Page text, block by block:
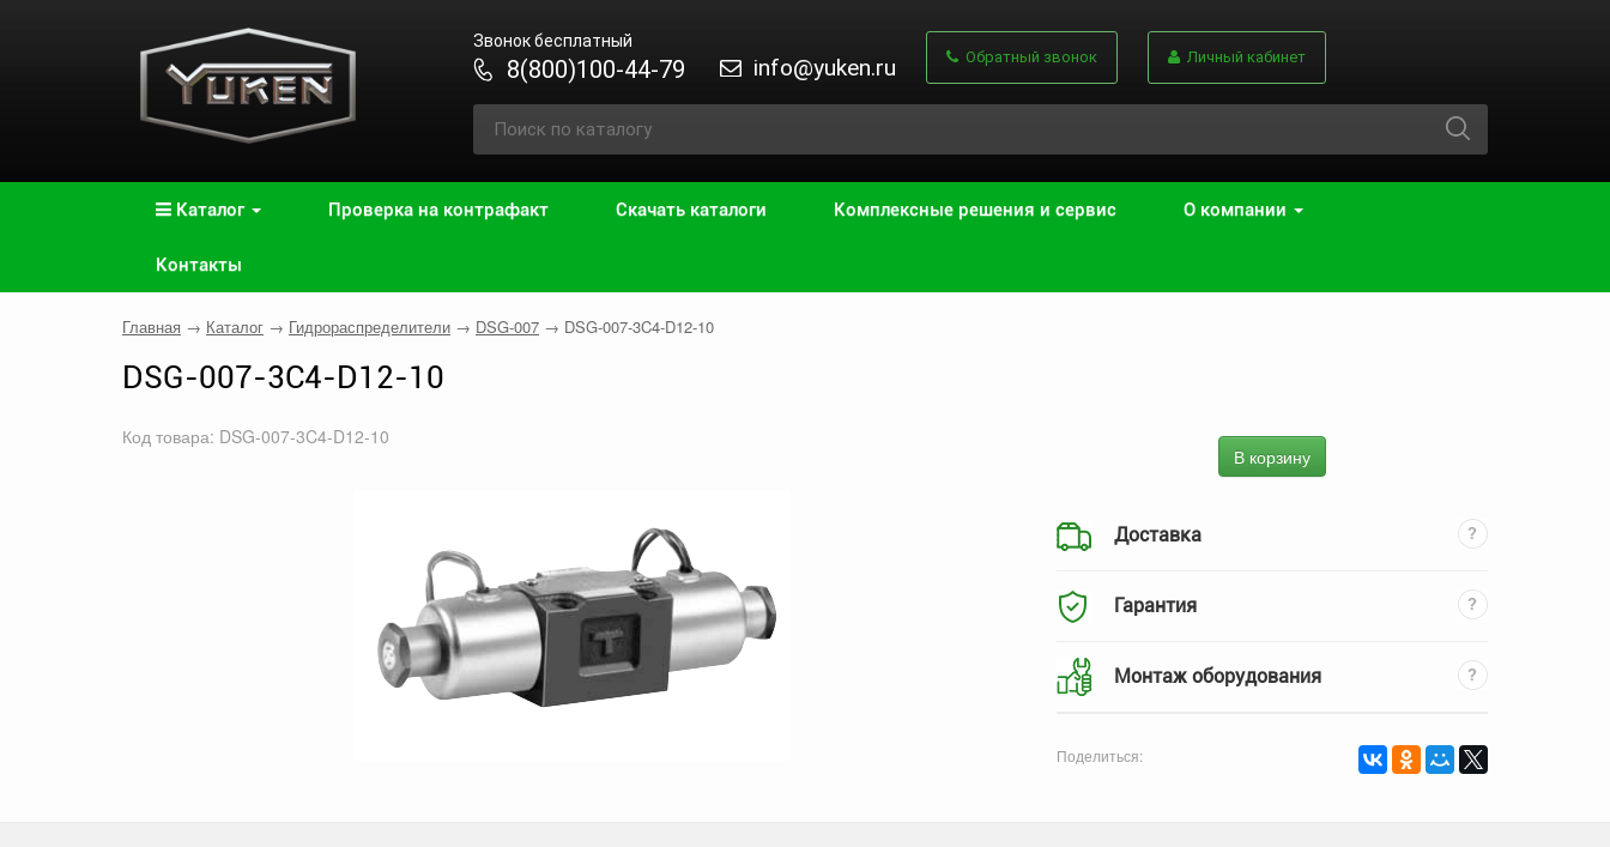
Звонок бесплатный
8(800)100-44-79 info@yuken.ru Обратный звонок Личный кабинет
Каталог Проверка на контрафакт Скачать каталоги Комплексные решения и сервис О компании
Контакты
Главная → Каталог → Гидрораспределители → DSG-007 → DSG-007-3C4-D12-10
DSG-007-3C4-D12-10
Код товара: DSG-007-3C4-D12-10
В корзину
Доставка
Гарантия
Монтаж оборудования
Поделиться: